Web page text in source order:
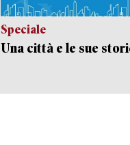
Speciale
Una città e le sue